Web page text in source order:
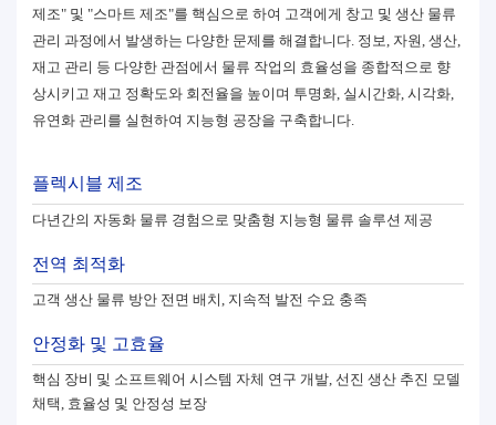
제조" 및 "스마트 제조"를 핵심으로 하여 고객에게 창고 및 생산 물류
관리 과정에서 발생하는 다양한 문제를 해결합니다. 정보, 자원, 생산,
재고 관리 등 다양한 관점에서 물류 작업의 효율성을 종합적으로 향
상시키고 재고 정확도와 회전율을 높이며 투명화, 실시간화, 시각화,
유연화 관리를 실현하여 지능형 공장을 구축합니다.
플렉시블 제조
다년간의 자동화 물류 경험으로 맞춤형 지능형 물류 솔루션 제공
전역 최적화
고객 생산 물류 방안 전면 배치, 지속적 발전 수요 충족
안정화 및 고효율
핵심 장비 및 소프트웨어 시스템 자체 연구 개발, 선진 생산 추진 모델
채택, 효율성 및 안정성 보장